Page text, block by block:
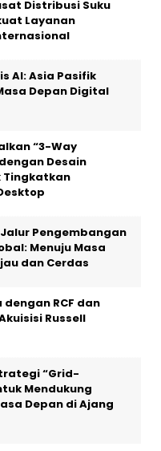
Distribusi Suku
Layanan
AI: Asia Pasifik
Depan Digital
“3-Way
Desain
Tingkatkan
Pengembangan
Menuju Masa
dan Cerdas
RCF dan
Russell
“Grid-
Mendukung
Depan di Ajang